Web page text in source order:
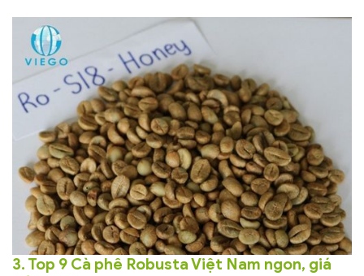
3. Top 9 Cà phê Robusta Việt Nam ngon, giá